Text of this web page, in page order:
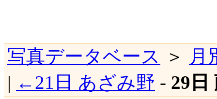
写真データベース ＞
月
| ←21日 あざみ野 - 29日